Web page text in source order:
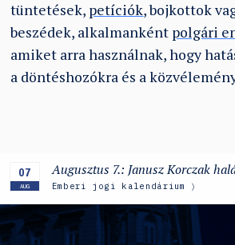
tüntetések, petíciók, bojkottok
beszédek, alkalmanként polgári
amiket arra használnak, hogy
a döntéshozókra és a
07
AUG
Augusztus 7.: Janusz Korczak
Emberi jogi kalendárium